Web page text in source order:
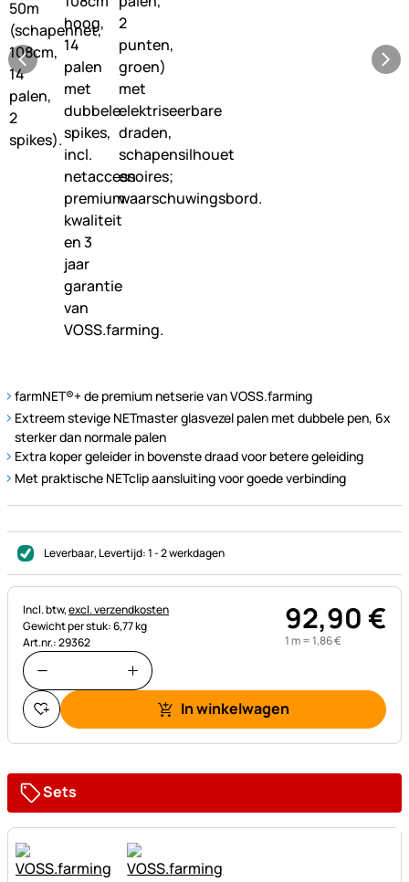
farmNET®+ de premium netserie van VOSS.farming
Extreem stevige NETmaster glasvezel palen met dubbele pen, 6x
sterker dan normale palen
Extra koper geleider in bovenste draad voor betere geleiding
Met praktische NETclip aansluiting voor goede verbinding
Leverbaar, Levertijd:1 - 2 werkdagen
Belastinginformatie:
Incl. btw,excl. verzendkosten
Gewicht per stuk: 6,77 kg
Art.nr.: 29362
92,90€
1 m =1,86€
In winkelwagen
Sets